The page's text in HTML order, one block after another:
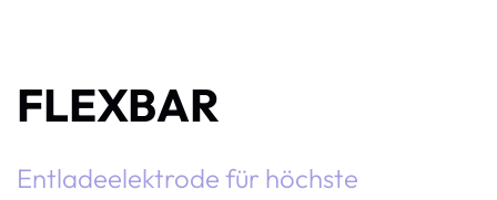
FLEXBAR
Entladeelektrode für höchste